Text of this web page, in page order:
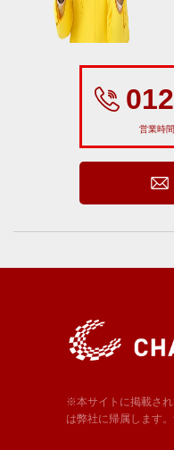
営業時
※本サイトに掲載さ
は弊社に帰属します